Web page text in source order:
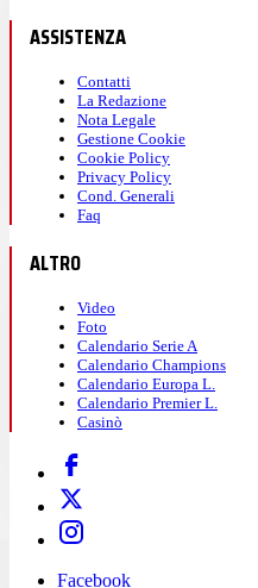
ASSISTENZA
Contatti
La Redazione
Nota Legale
Gestione Cookie
Cookie Policy
Privacy Policy
Cond. Generali
Faq
ALTRO
Video
Foto
Calendario Serie A
Calendario Champions
Calendario Europa L.
Calendario Premier L.
Casinò
Facebook